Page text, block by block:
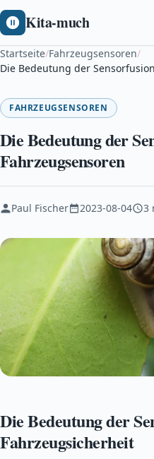
Kita-much
Startseite/Fahrzeugsensoren/
Die Bedeutung der
FAHRZEUGSENSOREN
Die Bedeutung der
Fahrzeugsensoren
Paul Fischer 2023-08-04 3
Die Bedeutung der
Fahrzeugsicherheit